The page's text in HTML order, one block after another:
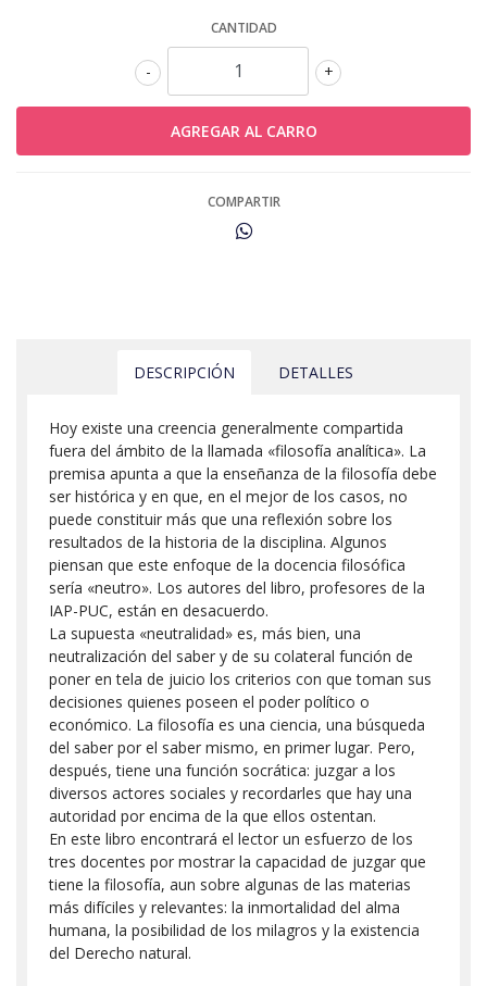
CANTIDAD
+
-
COMPARTIR
DESCRIPCIÓN DETALLES
Hoy existe una creencia generalmente compartida
fuera del ámbito de la llamada «filosofía analítica». La
premisa apunta a que la enseñanza de la filosofía debe
ser histórica y en que, en el mejor de los casos, no
puede constituir más que una reflexión sobre los
resultados de la historia de la disciplina. Algunos
piensan que este enfoque de la docencia filosófica
sería «neutro». Los autores del libro, profesores de la
IAP-PUC, están en desacuerdo.
La supuesta «neutralidad» es, más bien, una
neutralización del saber y de su colateral función de
poner en tela de juicio los criterios con que toman sus
decisiones quienes poseen el poder político o
económico. La filosofía es una ciencia, una búsqueda
del saber por el saber mismo, en primer lugar. Pero,
después, tiene una función socrática: juzgar a los
diversos actores sociales y recordarles que hay una
autoridad por encima de la que ellos ostentan.
En este libro encontrará el lector un esfuerzo de los
tres docentes por mostrar la capacidad de juzgar que
tiene la filosofía, aun sobre algunas de las materias
más difíciles y relevantes: la inmortalidad del alma
humana, la posibilidad de los milagros y la existencia
del Derecho natural.